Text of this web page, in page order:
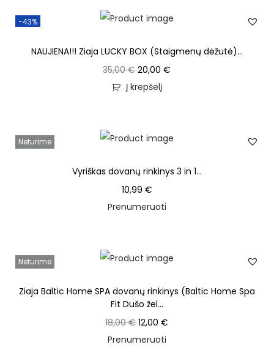
-43%
NAUJIENA!!! Ziaja LUCKY BOX (Staigmenų dėžutė)...
35,00€ 20,00€
Į krepšelį
Neturime
Vyriškas dovanų rinkinys 3 in 1...
10,99 €
Prenumeruoti
Neturime
Ziaja Baltic Home SPA dovanų rinkinys (Baltic Home Spa
Fit Dušo žel...
18,00€ 12,00€
Prenumeruoti